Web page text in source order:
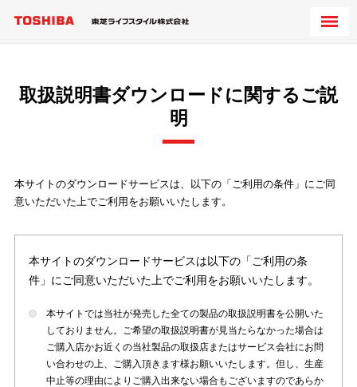
取扱説明書ダウンロードに関するご説
明
本サイトのダウンロードサービスは、以下の「ご利用の条件」にご同
意いただいた上でご利用をお願いいたします。
本サイトのダウンロードサービスは以下の「ご利用の条
件」にご同意いただいた上でご利用をお願いいたします。
本サイトでは当社が発売した全ての製品の取扱説明書を公開いた
しておりません。ご希望の取扱説明書が見当たらなかった場合は
ご購入店かお近くの当社製品の取扱店またはサービス会社にお問
い合わせの上、ご購入頂きます様お願いいたします。但し、生産
中止等の理由によりご購入出来ない場合もございますのであらか